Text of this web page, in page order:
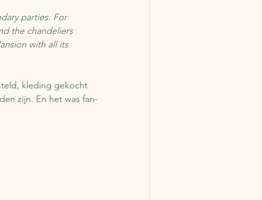
parties. For
the chandeliers
with all its
kleding gekocht
zijn. En het was fan-